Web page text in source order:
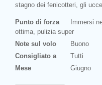
stagno dei fenicotteri, gli
Punto di forza
Immersi
ottima, pulizia super
Note sul volo
Buono
Consigliato a
Tutti
Mese
Giugno